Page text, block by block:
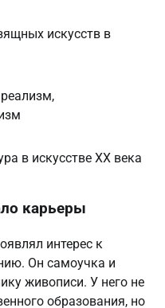
искусств в
в искусстве XX века
карьеры
интерес к
Он самоучка и
живописи. У него не
образования, но